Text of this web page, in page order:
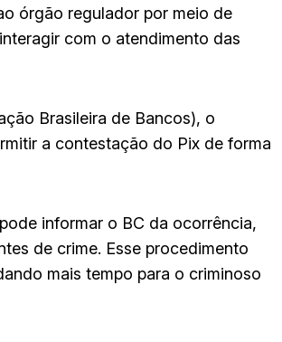
órgão regulador por meio de
com o atendimento das
Brasileira de Bancos), o
a contestação do Pix de forma
informar o BC da ocorrência,
de crime. Esse procedimento
mais tempo para o criminoso